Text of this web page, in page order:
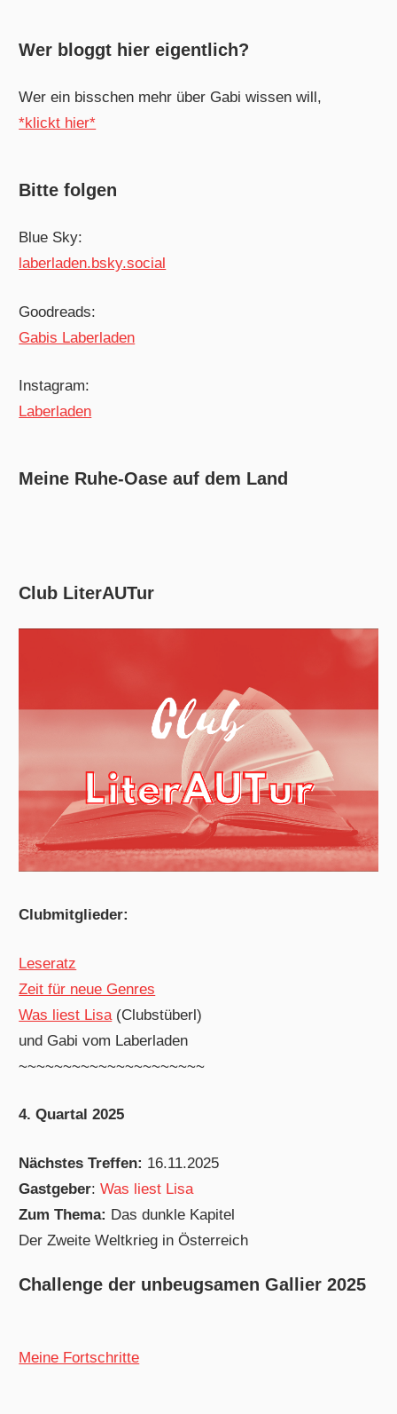
Wer bloggt hier eigentlich?
Wer ein bisschen mehr über Gabi wissen will,
*klickt hier*
Bitte folgen
Blue Sky:
laberladen.bsky.social
Goodreads:
Gabis Laberladen
Instagram:
Laberladen
Meine Ruhe-Oase auf dem Land
Club LiterAUTur
Clubmitglieder:
Leseratz
Zeit für neue Genres
Was liest Lisa (Clubstüberl)
und Gabi vom Laberladen
~~~~~~~~~~~~~~~~~~~~~
4. Quartal 2025
Nächstes Treffen: 16.11.2025
Gastgeber:Was liest Lisa
Zum Thema: Das dunkle Kapitel
Der Zweite Weltkrieg in Österreich
Challenge der unbeugsamen Gallier 2025
Meine Fortschritte